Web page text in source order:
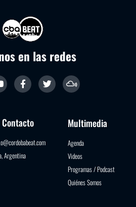
en las redes
Contacto
Argentina
Multimedia
Agenda
Videos
Programas / Podcast
Quiénes Somos